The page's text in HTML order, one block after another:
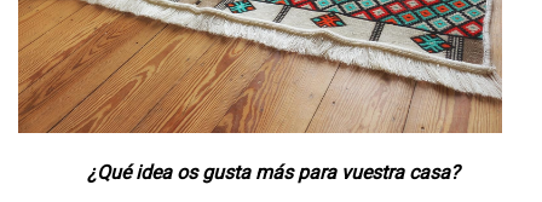
¿Qué idea os gusta más para vuestra casa?